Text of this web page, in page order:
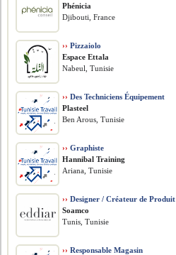
Phénicia
Djibouti, France
›› Pizzaiolo
Espace Ettala
Nabeul, Tunisie
›› Des Techniciens Équipement
Plasteel
Ben Arous, Tunisie
›› Graphiste
Hannibal Training
Ariana, Tunisie
›› Designer / Créateur de Produit
Soamco
Tunis, Tunisie
›› Responsable Magasin